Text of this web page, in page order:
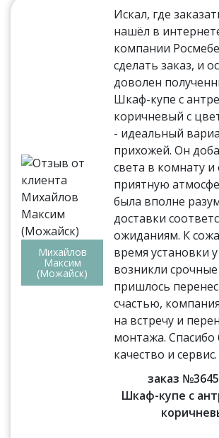
Михайлов
Максим
(Можайск)
Искал, где
нашёл в
компании
сделать заказ, и
доволен
Шкаф-купе с
коричневый с
- идеальный
прихожей. Он
света в комнату и
приятную
была вполне
доставки
ожиданиям. К
время установки
возникли
пришлось
счастью,
на встречу и
монтажа. Спасибо
качество и сервис.
заказ
Шкаф-купе с